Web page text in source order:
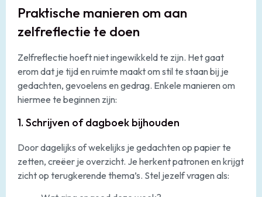
Praktische manieren om aan
zelfreflectie te doen
Zelfreflectie hoeft niet ingewikkeld te zijn. Het gaat
erom dat je tijd en ruimte maakt om stil te staan bij je
gedachten, gevoelens en gedrag. Enkele manieren om
hiermee te beginnen zijn:
1. Schrijven of dagboek bijhouden
Door dagelijks of wekelijks je gedachten op papier te
zetten, creëer je overzicht. Je herkent patronen en krijgt
zicht op terugkerende thema’s. Stel jezelf vragen als: